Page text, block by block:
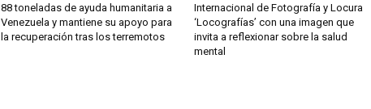
88 toneladas de ayuda humanitaria a
Venezuela y mantiene su apoyo para
la recuperación tras los terremotos
Internacional de Fotografía y Locura
‘Locografías’ con una imagen que
invita a reflexionar sobre la salud
mental